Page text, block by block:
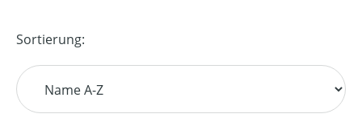
Sortierung: